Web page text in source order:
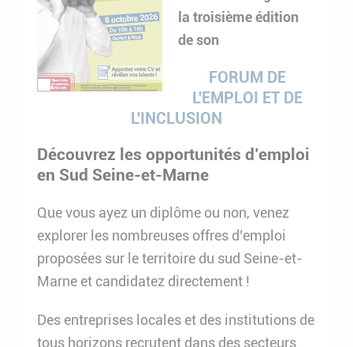
la troisième édition
de son
FORUM DE
L'EMPLOI ET DE
L'INCLUSION
Découvrez les opportunités d’emploi
en Sud Seine-et-Marne
Que vous ayez un diplôme ou non, venez
explorer les nombreuses offres d’emploi
proposées sur le territoire du sud Seine-et-
Marne et candidatez directement !
Des entreprises locales et des institutions de
tous horizons recrutent dans des secteurs